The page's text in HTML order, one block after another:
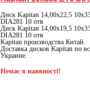
Диск Kapitan 14,00х22,5
DIA281 10 отв
Диск Kapitan 14,00x19,5
DIA281 10 отв
Kapitan производства Китай.
Доставка дисков Kapitan по
Украине.
Немає в наявності!